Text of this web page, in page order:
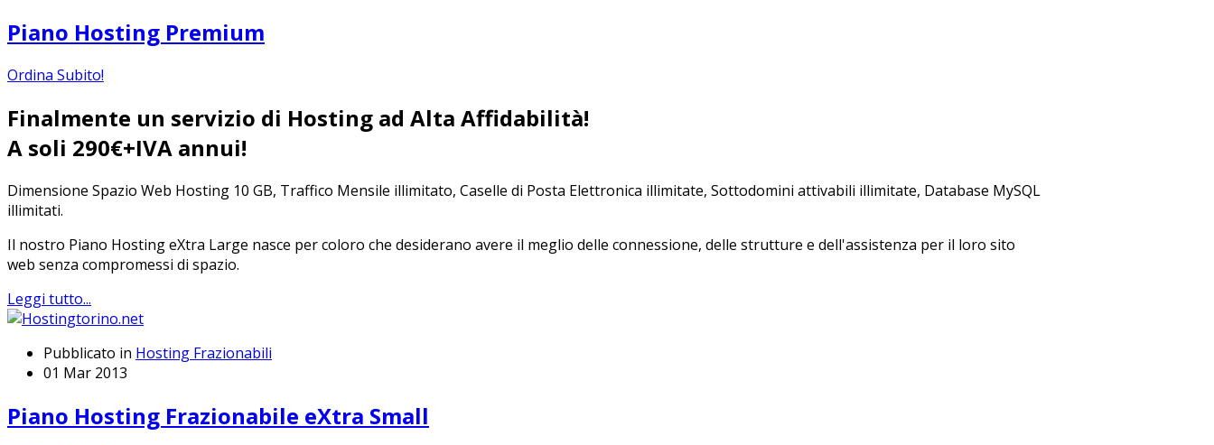
Piano Hosting Premium
Ordina Subito!
Finalmente un servizio di Hosting ad Alta Affidabilità!
A soli 290€+IVA annui!
Dimensione Spazio Web Hosting 10 GB, Traffico Mensile illimitato, Caselle di Posta Elettronica illimitate, Sottodomini attivabili illimitate, Database MySQL
illimitati.
Il nostro Piano Hosting eXtra Large nasce per coloro che desiderano avere il meglio delle connessione, delle strutture e dell'assistenza per il loro sito
web senza compromessi di spazio.
Leggi tutto...
Pubblicato in Hosting Frazionabili
01 Mar 2013
Piano Hosting Frazionabile eXtra Small